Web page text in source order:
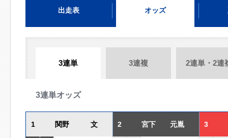
出走表 オッズ
3連単 3連複 2連単・2連
3連単オッズ
1 関野 文 2 宮下 元胤 3